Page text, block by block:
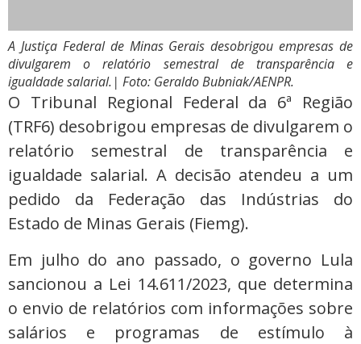
A Justiça Federal de Minas Gerais desobrigou empresas de
divulgarem o relatório semestral de transparência e
igualdade salarial. | Foto: Geraldo Bubniak/AENPR.
O Tribunal Regional Federal da 6ª Região
(TRF6) desobrigou empresas de divulgarem o
relatório semestral de transparência e
igualdade salarial. A decisão atendeu a um
pedido da Federação das Indústrias do
Estado de Minas Gerais (Fiemg).
Em julho do ano passado, o governo Lula
sancionou a Lei 14.611/2023, que determina
o envio de relatórios com informações sobre
salários e programas de estímulo à